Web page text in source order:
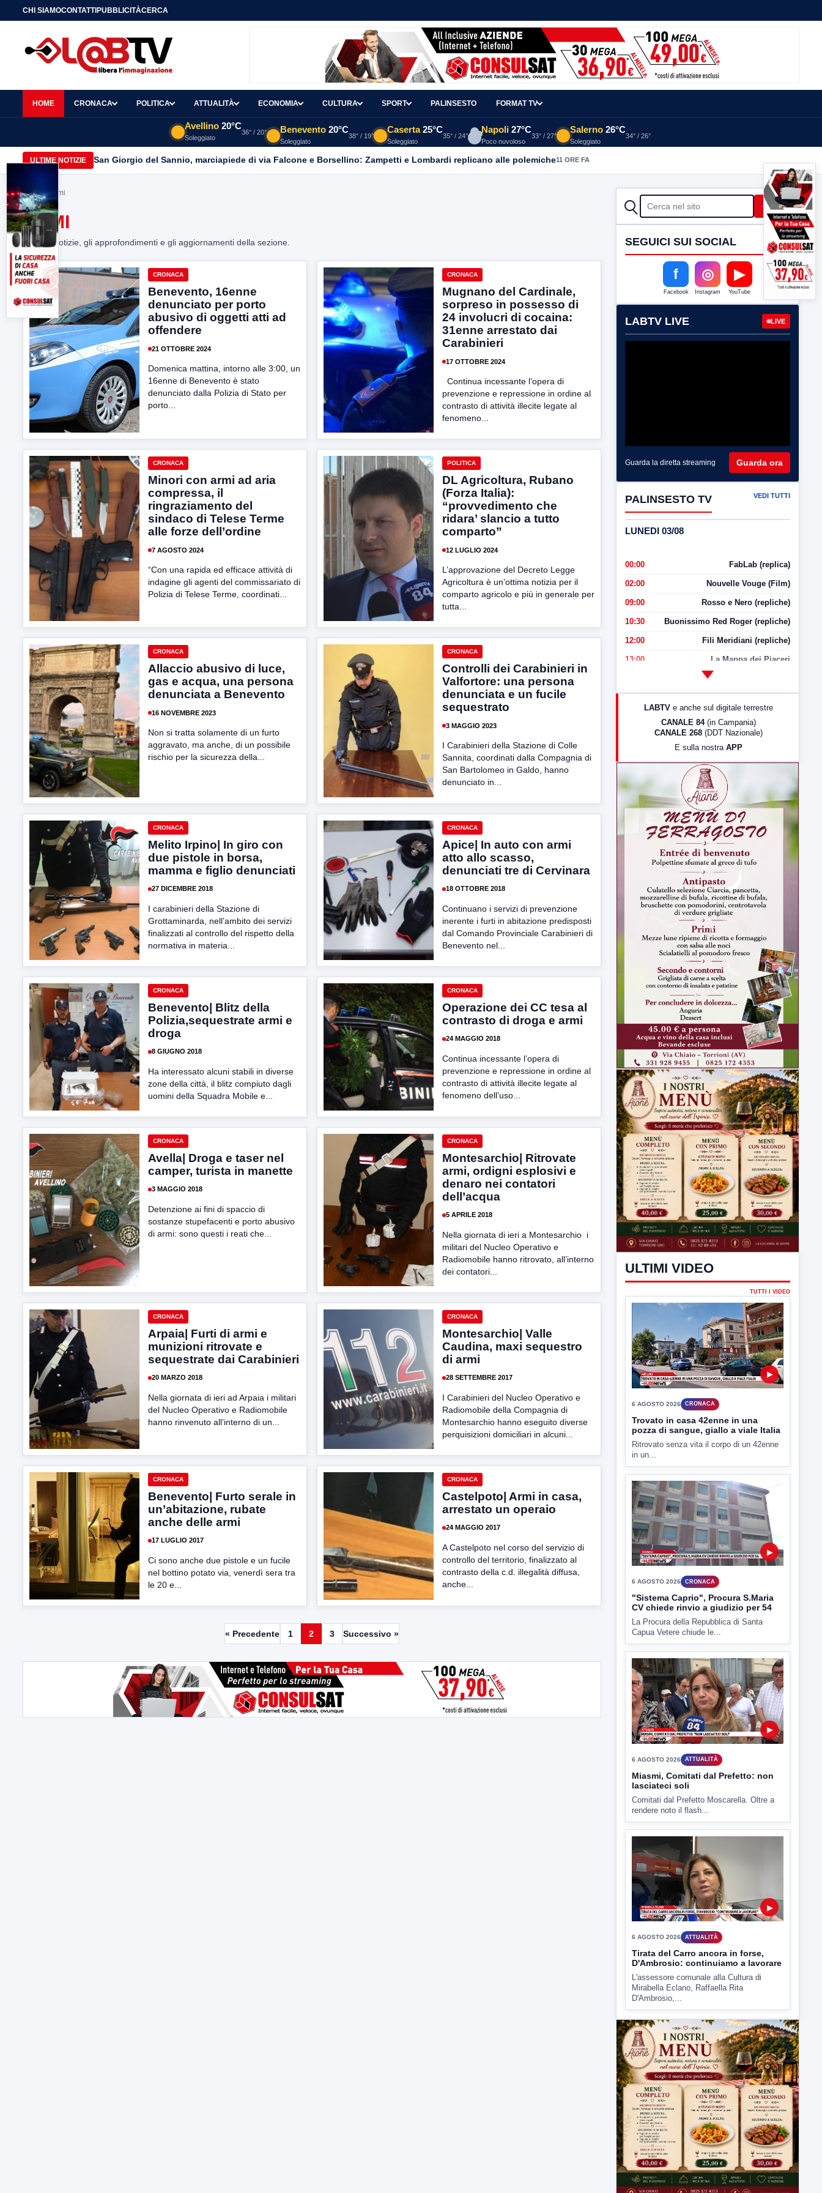
CHI SIAMOCONTATTIPUBBLICITÀCERCA
HOME CRONACA POLITICA ATTUALITÀ ECONOMIA CULTURA SPORT PALINSESTO FORMAT TV
Avellino 20°C
Soleggiato
36° / 20° Benevento 20°C
Soleggiato
38° / 19°
Caserta 25°C
Soleggiato
35° / 24°
Napoli 27°C
Poco nuvoloso
33° / 27°
Salerno 26°C
Soleggiato
34° / 26°
ULTIME NOTIZIE San Giorgio del Sannio, marciapiede di via Falcone e Borsellino: Zampetti e Lombardi replicano alle polemiche11 ORE FA
Home> armi
ARMI
Tutte le notizie, gli approfondimenti e gli aggiornamenti della sezione.
CRONACA
Benevento, 16enne
denunciato per porto
abusivo di oggetti atti ad
offendere
21 OTTOBRE 2024
Domenica mattina, intorno alle 3:00, un
16enne di Benevento è stato
denunciato dalla Polizia di Stato per
porto...
CRONACA
Mugnano del Cardinale,
sorpreso in possesso di
24 involucri di cocaina:
31enne arrestato dai
Carabinieri
17 OTTOBRE 2024
Continua incessante l’opera di
prevenzione e repressione in ordine al
contrasto di attività illecite legate al
fenomeno...
CRONACA
Minori con armi ad aria
compressa, il
ringraziamento del
sindaco di Telese Terme
alle forze dell’ordine
7 AGOSTO 2024
“Con una rapida ed efficace attività di
indagine gli agenti del commissariato di
Polizia di Telese Terme, coordinati...
POLITICA
DL Agricoltura, Rubano
(Forza Italia):
“provvedimento che
ridara’ slancio a tutto
comparto”
12 LUGLIO 2024
L’approvazione del Decreto Legge
Agricoltura è un’ottima notizia per il
comparto agricolo e più in generale per
tutta...
CRONACA
Allaccio abusivo di luce,
gas e acqua, una persona
denunciata a Benevento
16 NOVEMBRE 2023
Non si tratta solamente di un furto
aggravato, ma anche, di un possibile
rischio per la sicurezza della...
CRONACA
Controlli dei Carabinieri in
Valfortore: una persona
denunciata e un fucile
sequestrato
3 MAGGIO 2023
I Carabinieri della Stazione di Colle
Sannita, coordinati dalla Compagnia di
San Bartolomeo in Galdo, hanno
denunciato in...
CRONACA
Melito Irpino| In giro con
due pistole in borsa,
mamma e figlio denunciati
27 DICEMBRE 2018
I carabinieri della Stazione di
Grottaminarda, nell’ambito dei servizi
finalizzati al controllo del rispetto della
normativa in materia...
CRONACA
Apice| In auto con armi
atto allo scasso,
denunciati tre di Cervinara
18 OTTOBRE 2018
Continuano i servizi di prevenzione
inerente i furti in abitazione predisposti
dal Comando Provinciale Carabinieri di
Benevento nel...
CRONACA
Benevento| Blitz della
Polizia,sequestrate armi e
droga
8 GIUGNO 2018
Ha interessato alcuni stabili in diverse
zone della città, il blitz compiuto dagli
uomini della Squadra Mobile e...
CRONACA
Operazione dei CC tesa al
contrasto di droga e armi
24 MAGGIO 2018
Continua incessante l’opera di
prevenzione e repressione in ordine al
contrasto di attività illecite legate al
fenomeno dell’uso...
CRONACA
Avella| Droga e taser nel
camper, turista in manette
3 MAGGIO 2018
Detenzione ai fini di spaccio di
sostanze stupefacenti e porto abusivo
di armi: sono questi i reati che...
CRONACA
Montesarchio| Ritrovate
armi, ordigni esplosivi e
denaro nei contatori
dell’acqua
5 APRILE 2018
Nella giornata di ieri a Montesarchio i
militari del Nucleo Operativo e
Radiomobile hanno ritrovato, all’interno
dei contatori...
CRONACA
Arpaia| Furti di armi e
munizioni ritrovate e
sequestrate dai Carabinieri
20 MARZO 2018
Nella giornata di ieri ad Arpaia i militari
del Nucleo Operativo e Radiomobile
hanno rinvenuto all’interno di un...
CRONACA
Montesarchio| Valle
Caudina, maxi sequestro
di armi
28 SETTEMBRE 2017
I Carabinieri del Nucleo Operativo e
Radiomobile della Compagnia di
Montesarchio hanno eseguito diverse
perquisizioni domiciliari in alcuni...
CRONACA
Benevento| Furto serale in
un’abitazione, rubate
anche delle armi
17 LUGLIO 2017
Ci sono anche due pistole e un fucile
nel bottino potato via, venerdì sera tra
le 20 e...
CRONACA
Castelpoto| Armi in casa,
arrestato un operaio
24 MAGGIO 2017
A Castelpoto nel corso del servizio di
controllo del territorio, finalizzato al
contrasto della c.d. illegalità diffusa,
anche...
« Precedente 1 2 3 Successivo »
CERCA Cerca
SEGUICI SUI SOCIAL
f
Facebook
◎
Instagram
▶
YouTube
LABTV LIVE LIVE
Guarda la diretta streaming Guarda ora
PALINSESTO TV VEDI TUTTI
LUNEDI 03/08
00:00 FabLab (replica)
02:00 Nouvelle Vouge (Film)
09:00 Rosso e Nero (repliche)
10:30 Buonissimo Red Roger (repliche)
12:00 Fili Meridiani (repliche)
13:00 La Mappa dei Piaceri
LabNews (Diretta)
LabNews (replica)
LABTV e anche sul digitale terrestre
CANALE 84 (in Campania)
CANALE 268 (DDT Nazionale)
E sulla nostra APP
ULTIMI VIDEO
TUTTI I VIDEO
▶
CRONACA
Trovato in casa 42enne in una
pozza di sangue, giallo a viale Italia
Ritrovato senza vita il corpo di un 42enne
in un...
▶
6 AGOSTO 2026 CRONACA
"Sistema Caprio", Procura S.Maria
CV chiede rinvio a giudizio per 54
La Procura della Repubblica di Santa
Capua Vetere chiude le...
▶
6 AGOSTO 2026 ATTUALITÀ
Miasmi, Comitati dal Prefetto: non
lasciateci soli
Comitati dal Prefetto Moscarella. Oltre a
rendere noto il flash...
▶
6 AGOSTO 2026 ATTUALITÀ
Tirata del Carro ancora in forse,
D'Ambrosio: continuiamo a lavorare
L'assessore comunale alla Cultura di
Mirabella Eclano, Raffaella Rita
D'Ambrosio,...